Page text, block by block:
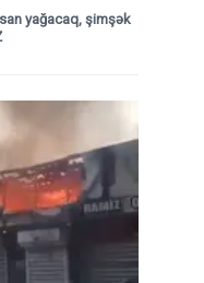
yağacaq, şimşək